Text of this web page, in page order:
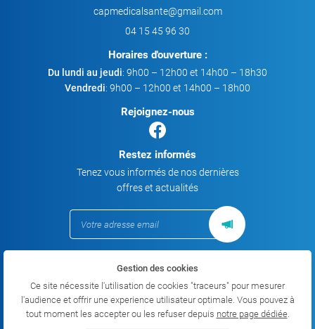
04 15 45 96 30
Horaires d'ouverture :
Du lundi au jeudi: 9h00 – 12h00 et 14h00 – 18h30
Vendredi: 9h00 – 12h00 et 14h00 – 18h00
Rejoignez-nous
Restez informés
Tenez vous informés de nos dernières
offres et actualités
Mentions Légales
Conditions générales d'utilisation
Politique de confidentialité
Gestion des cookies
Gestion des cookies
Ce site nécessite l'utilisation de cookies "traceurs" pour mesurer
l'audience et offrir une experience utilisateur optimale. Vous pouvez à
tout moment les accepter ou les refuser depuis notre page dédiée.